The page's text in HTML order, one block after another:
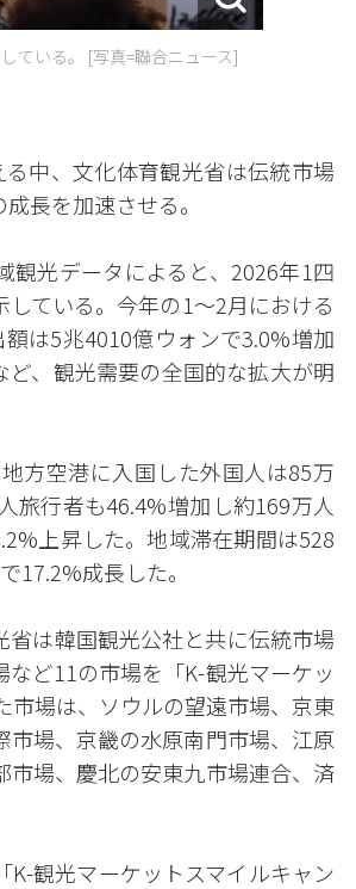
ている。 [写真=聯合ニュース]
中、文化体育観光省は伝統市場
長を加速させる。
光データによると、2026年1四
ている。今年の1〜2月における
は5兆4010億ウォンで3.0%増加
、観光需要の全国的な拡大が明
方空港に入国した外国人は85万
旅行者も46.4%増加し約169万人
上昇した。地域滞在期間は528
17.2%成長した。
は韓国観光公社と共に伝統市場
ど11の市場を「K-観光マーケッ
市場は、ソウルの望遠市場、京東
場、京畿の水原南門市場、江原
場、慶北の安東九市場連合、済
観光マーケットスマイルキャン